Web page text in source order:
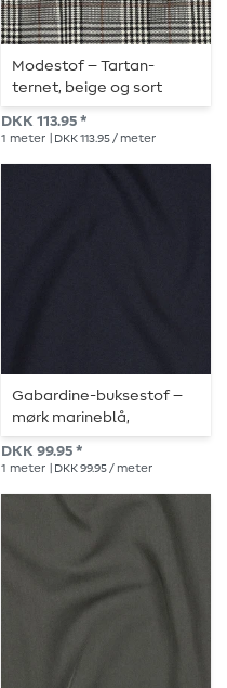
Modestof – Tartan-
ternet, beige og sort
DKK 113.95 *
1 meter | DKK 113.95 / meter
Gabardine-buksestof –
mørk marineblå,
tværretelastisk
DKK 99.95 *
1 meter | DKK 99.95 / meter